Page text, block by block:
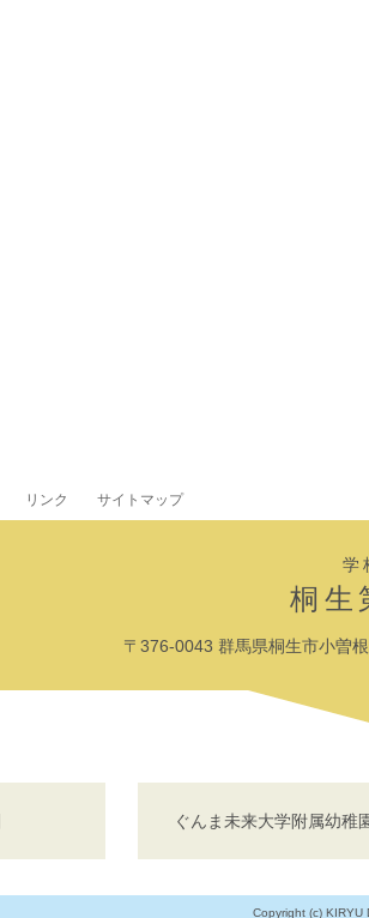
リンク サイトマップ
学
桐生
〒376-0043 群馬県桐生市小
ぐんま未来大学附属幼稚
Copyright (c) KIRYU